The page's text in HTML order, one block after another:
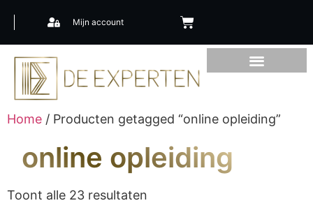
Mijn account
Home / Producten getagged “online opleiding”
online opleiding
Toont alle 23 resultaten